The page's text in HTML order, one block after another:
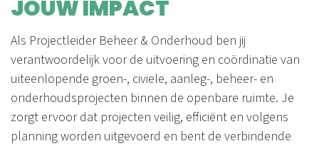
JOUW IMPACT
Als Projectleider Beheer & Onderhoud ben jij
verantwoordelijk voor de uitvoering en coördinatie van
uiteenlopende groen-, civiele, aanleg-, beheer- en
onderhoudsprojecten binnen de openbare ruimte. Je
zorgt ervoor dat projecten veilig, efficiënt en volgens
planning worden uitgevoerd en bent de verbindende